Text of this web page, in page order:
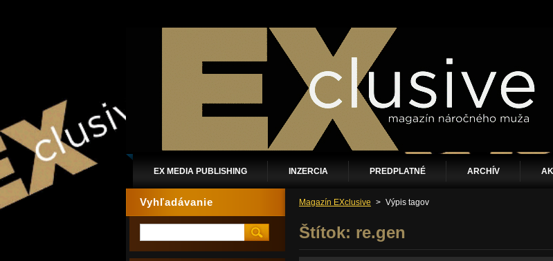
EX MEDIA PUBLISHING INZERCIA PREDPLATNÉ ARCHÍV
Magazín EXclusive > Výpis tagov
Štítok: re.gen
Vyhľadávanie